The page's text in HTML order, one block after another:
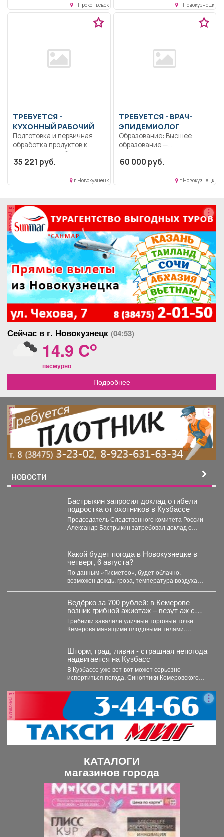
г Прокопьевск г Новокузнецк
ТРЕБУЕТСЯ -
КУХОННЫЙ РАБОЧИЙ
Подготовка и первичная
обработка продуктов к
приготовлению блюд и...
35 221 руб.
г Новокузнецк
ТРЕБУЕТСЯ - ВРАЧ-
ЭПИДЕМИОЛОГ
Образование: Высшее
образование —
магистратура..
60 000 руб.
г Новокузнецк
реклама
Сейчас в г. Новокузнецк (04:53)
14.9 Co
пасмурно
Подробнее
реклама
НОВОСТИ
Бастрыкин запросил доклад о гибели
подростка от охотников в Кузбассе
Председатель Следственного комитета России
Александр Бастрыкин затребовал доклад о
факту...
Какой будет погода в Новокузнецке в
четверг, 6 августа?
По данным «Гисметео», будет облачно,
возможен дождь, гроза, температура воздуха
Ведёрко за 700 рублей: в Кемерове
возник грибной ажиотаж – везут аж с
Алтая
Грибники завалили уличные торговые точки
Кемерова манящими плодовыми телами.
Шторм, град, ливни - страшная непогода
надвигается на Кузбасс
В Кузбассе уже вот-вот может серьезно
испортиться погода. Синоптики Кемеровского
реклама
КАТАЛОГИ
магазинов города